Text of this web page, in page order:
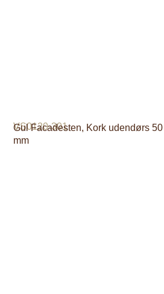
VS0120-301
Gul Facadesten, Kork udendørs 50
mm